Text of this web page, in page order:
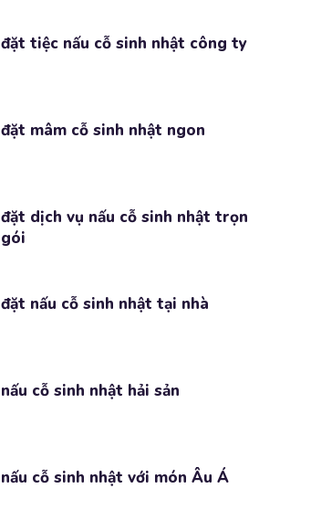
đặt tiệc nấu cỗ sinh nhật công ty
đặt mâm cỗ sinh nhật ngon
đặt dịch vụ nấu cỗ sinh nhật trọn
gói
đặt nấu cỗ sinh nhật tại nhà
nấu cỗ sinh nhật hải sản
nấu cỗ sinh nhật với món Âu Á